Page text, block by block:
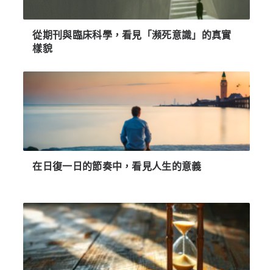
從期刊與臨床科學，看見「瀕死意識」的真實
樣貌
在日復一日的節奏中，看見人生的意義